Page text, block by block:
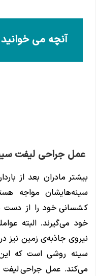
آنچه می خوانید
عمل جراحی لیفت
بیشتر مادران بعد از
سینه‌هایشان مواجه
کشسانی خود را از دست
خود می‌گیرند. البته
نیروی جاذبه‌ی زمین نیز
سینه روشی است که
می‌کند. عمل جراحی